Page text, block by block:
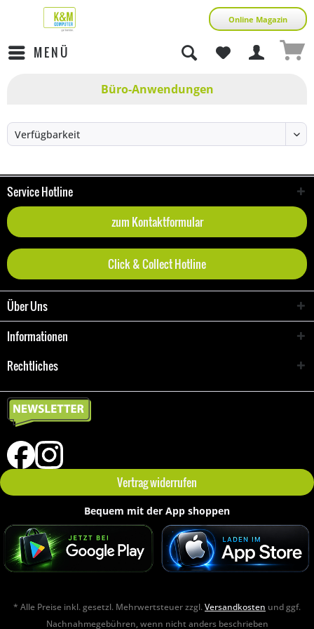
Online Magazin
MENÜ
Büro-Anwendungen
Service Hotline
zum Kontaktformular
Click & Collect Hotline
Über Uns
Informationen
Rechtliches
Vertrag widerrufen
Bequem mit der App shoppen
* Alle Preise inkl. gesetzl. Mehrwertsteuer zzgl.Versandkosten und ggf.
Nachnahmegebühren, wenn nicht anders beschrieben